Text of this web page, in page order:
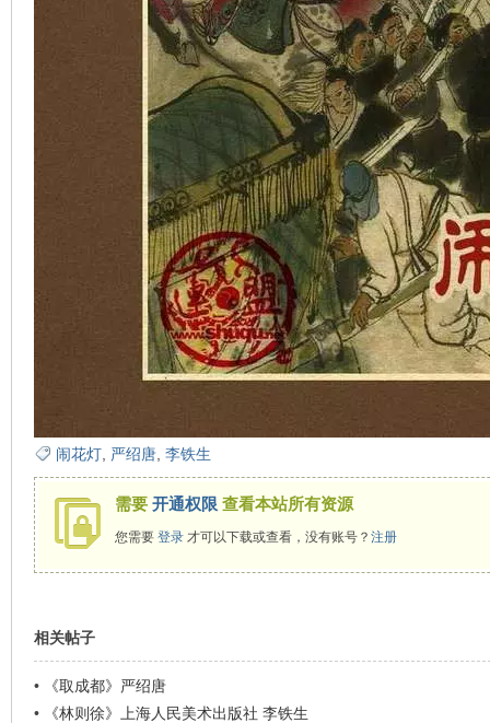
闹花灯, 严绍唐, 李铁生
需要 开通权限 查看本站所有资源
您需要 登录才可以下载或查看，没有账号？ 注册
相关帖子
•
《取成都》严绍唐
•
《林则徐》上海人民美术出版社 李铁生